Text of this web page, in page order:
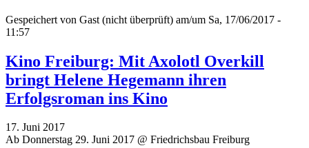
Gespeichert von Gast (nicht überprüft) am/um Sa, 17/06/2017 -
11:57
Kino Freiburg: Mit Axolotl Overkill
bringt Helene Hegemann ihren
Erfolgsroman ins Kino
17. Juni 2017
Ab Donnerstag 29. Juni 2017 @ Friedrichsbau Freiburg